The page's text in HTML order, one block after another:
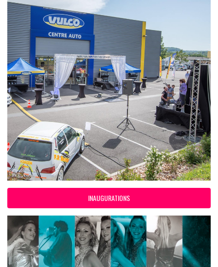
INAUGURATIONS